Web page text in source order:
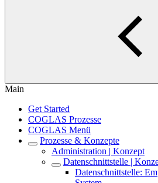
Main
Get Started
COGLAS Prozesse
COGLAS Menü
Prozesse & Konzepte
Administration | Konzept
Datenschnittstelle |
Datenschnittstelle: